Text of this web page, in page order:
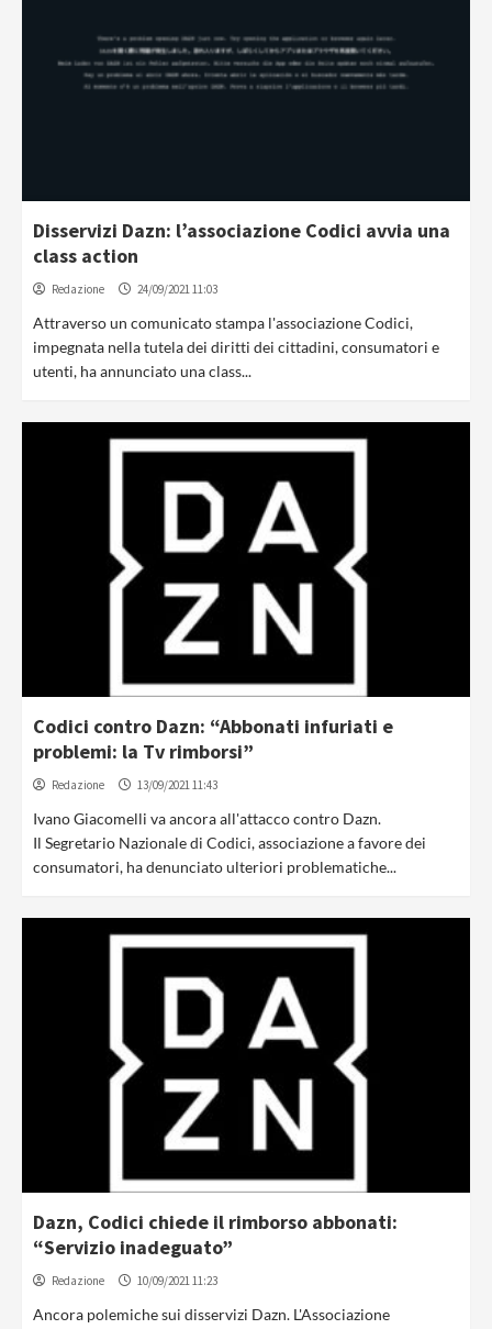
Disservizi Dazn: l’associazione Codici avvia una
class action
Redazione 24/09/2021 11:03
Attraverso un comunicato stampa l'associazione Codici,
impegnata nella tutela dei diritti dei cittadini, consumatori e
utenti, ha annunciato una class...
Codici contro Dazn: “Abbonati infuriati e
problemi: la Tv rimborsi”
Redazione 13/09/2021 11:43
Ivano Giacomelli va ancora all'attacco contro Dazn.
Il Segretario Nazionale di Codici, associazione a favore dei
consumatori, ha denunciato ulteriori problematiche...
Dazn, Codici chiede il rimborso abbonati:
“Servizio inadeguato”
Redazione 10/09/2021 11:23
Ancora polemiche sui disservizi Dazn. L'Associazione